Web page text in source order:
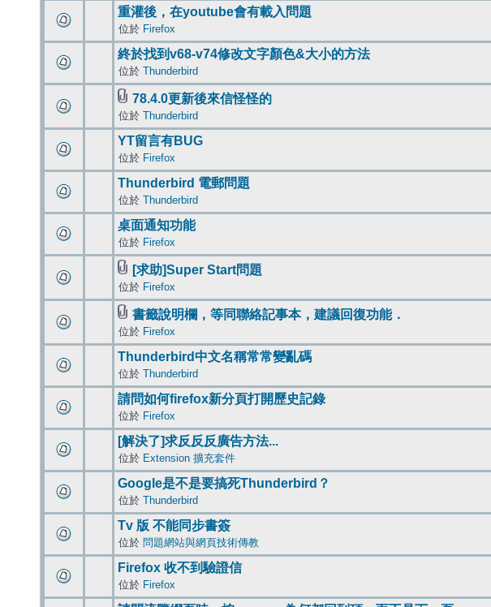
重灌後，在youtube會有載入問題
位於 Firefox
終於找到v68-v74修改文字顏色&大小的方法
位於 Thunderbird
78.4.0更新後來信怪怪的
位於 Thunderbird
YT留言有BUG
位於 Firefox
Thunderbird 電郵問題
位於 Thunderbird
桌面通知功能
位於 Firefox
[求助]Super Start問題
位於 Firefox
書籤說明欄，等同聯絡記事本，建議回復功能．
位於 Firefox
Thunderbird中文名稱常常變亂碼
位於 Thunderbird
請問如何firefox新分頁打開歷史記錄
位於 Firefox
[解決了]求反反反廣告方法...
位於 Extension 擴充套件
Google是不是要搞死Thunderbird？
位於 Thunderbird
Tv 版 不能同步書簽
位於 問題網站與網頁技術傳教
Firefox 收不到驗證信
位於 Firefox